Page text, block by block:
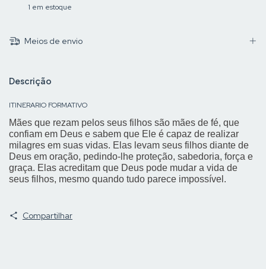
1 em estoque
Meios de envio
Descrição
ITINERARIO FORMATIVO
Mães que rezam pelos seus filhos são mães de fé, que
confiam em Deus e sabem que Ele é capaz de realizar
milagres em suas vidas. Elas levam seus filhos diante de
Deus em oração, pedindo-lhe proteção, sabedoria, força e
graça. Elas acreditam que Deus pode mudar a vida de
seus filhos, mesmo quando tudo parece impossível.
Compartilhar